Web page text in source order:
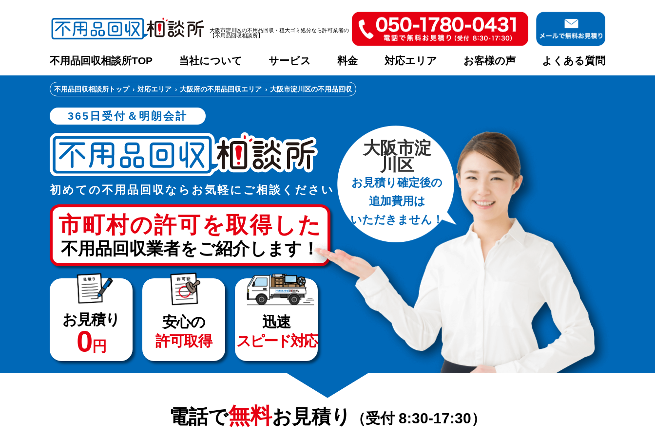
大阪市淀川区の不用品回収・粗大ゴミ処分なら許可業者の
【不用品回収相談所】
不用品回収相談所TOP 当社について サービス 料金 対応エリア お客様の声 よくある質問
不用品回収相談所トップ 対応エリア 大阪府の不用品回収エリア 大阪市淀川区の不用品回収
365日受付＆明朗会計
初めての不用品回収ならお気軽に ご相談ください
市町村の許可を取得した
不用品回収業者をご紹介します！
お見積り
0 円
安心の
許可取得
迅速
スピード対応
大阪市淀
川区
お見積り確定後の
追加費用は
いただきません！
電話で無料お見積り （受付 8:30-17:30）